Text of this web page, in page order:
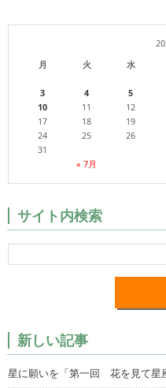
月
火 水
« 7月
3
4 5
10
11 12
17
18 19
24
25 26
31
サイト内検索
新しい記事
星に願いを「第一回 花を見て星